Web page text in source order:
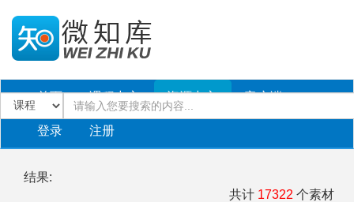
首页 课程中心 资源中心 客户端
登录 注册
结果:
共计 17322 个素材